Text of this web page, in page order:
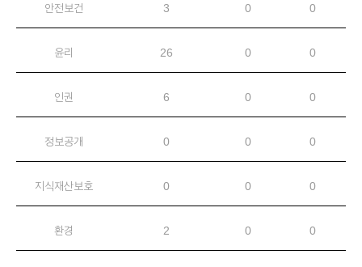
안전보건 3 0 0
윤리 26 0 0
인권 6 0 0
정보공개 0 0 0
지식재산보호 0 0 0
환경 2 0 0